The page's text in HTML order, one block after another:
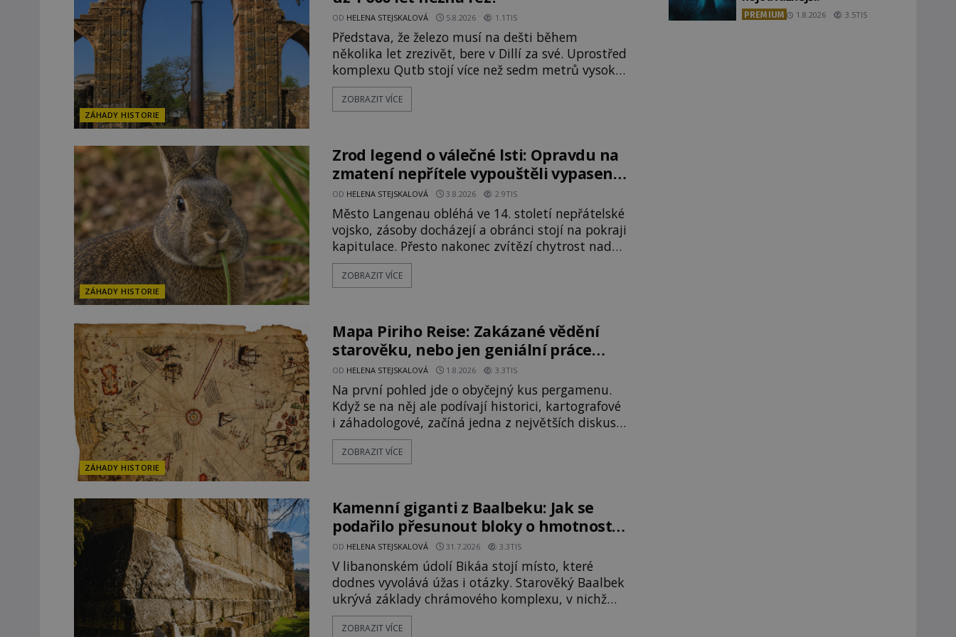
ZÁHADY HISTORIE
OD HELENA STEJSKALOVÁ 5.8.2026 1.1TIS
Představa, že železo musí na dešti během
několika let zrezivět, bere v Dillí za své. Uprostřed
komplexu Qutb stojí více než sedm metrů vysoký
železný sloup, který už přibližně 1 600 let odolává
počasí s jen nepatrnými stopami koroze. Jeho
materiálech. Moderní metalurgie však ukazuje, že
skutečné vysvětlení je ješt
ZOBRAZIT VÍCE
ZÁHADY HISTORIE
Zrod legend o válečné lsti: Opravdu na
zmatení nepřítele vypouštěli vypasené
králíky?
OD HELENA STEJSKALOVÁ 3.8.2026 2.9TIS
Město Langenau obléhá ve 14. století nepřátelské
vojsko, zásoby docházejí a obránci stojí na pokraji
kapitulace. Přesto nakonec zvítězí chytrost nad
hrubou silou. Podle staré německé legendy
vypustí obyvatelé za hradby dobře živeného
městě ubývají zásoby a každý den znamená další
porci strádá
ZOBRAZIT VÍCE
ZÁHADY HISTORIE
Mapa Piriho Reise: Zakázané vědění
starověku, nebo jen geniální práce
osmanského admirála?
OD HELENA STEJSKALOVÁ 1.8.2026 3.3TIS
Na první pohled jde o obyčejný kus pergamenu.
Když se na něj ale podívají historici, kartografové
i záhadologové, začíná jedna z největších diskusí
moderní historie. Osmanský admirál Piri Reis
roku 1513 kreslí mapu světa, která překvapuje
znalost Antarktidy dávno před jejím objevením.
Jiní tvrdí,
ZOBRAZIT VÍCE
Kamenní giganti z Baalbeku: Jak se
podařilo přesunout bloky o hmotnosti
stovek tun?
OD HELENA STEJSKALOVÁ 31.7.2026 3.3TIS
V libanonském údolí Bikáa stojí místo, které
dodnes vyvolává úžas i otázky. Starověký Baalbek
ukrývá základy chrámového komplexu, v nichž
leží kameny tak obrovské, že se zdá téměř
nemožné je přesunout. Některé bloky váží kolem
ZOBRAZIT VÍCE
PREMIUM 1.8.2026 3.5TIS